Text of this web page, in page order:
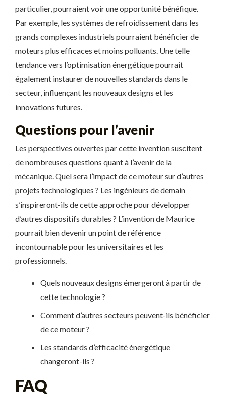
particulier, pourraient voir une opportunité bénéfique.
Par exemple, les systèmes de refroidissement dans les
grands complexes industriels pourraient bénéficier de
moteurs plus efficaces et moins polluants. Une telle
tendance vers l’optimisation énergétique pourrait
également instaurer de nouvelles standards dans le
secteur, influençant les nouveaux designs et les
innovations futures.
Questions pour l’avenir
Les perspectives ouvertes par cette invention suscitent
de nombreuses questions quant à l’avenir de la
mécanique. Quel sera l’impact de ce moteur sur d’autres
projets technologiques ? Les ingénieurs de demain
s’inspireront-ils de cette approche pour développer
d’autres dispositifs durables ? L’invention de Maurice
pourrait bien devenir un point de référence
incontournable pour les universitaires et les
professionnels.
Quels nouveaux designs émergeront à partir de
cette technologie ?
Comment d’autres secteurs peuvent-ils bénéficier
de ce moteur ?
Les standards d’efficacité énergétique
changeront-ils ?
FAQ